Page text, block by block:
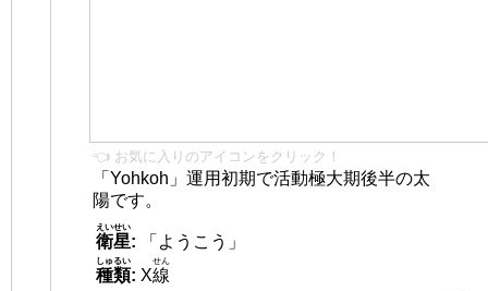
👈 お気に入りのアイコンをクリック！
「Yohkoh」運用初期で活動極大期後半の太
陽です。
衛星
えいせい
:
「ようこう」
種類
しゅるい
: X線
せん